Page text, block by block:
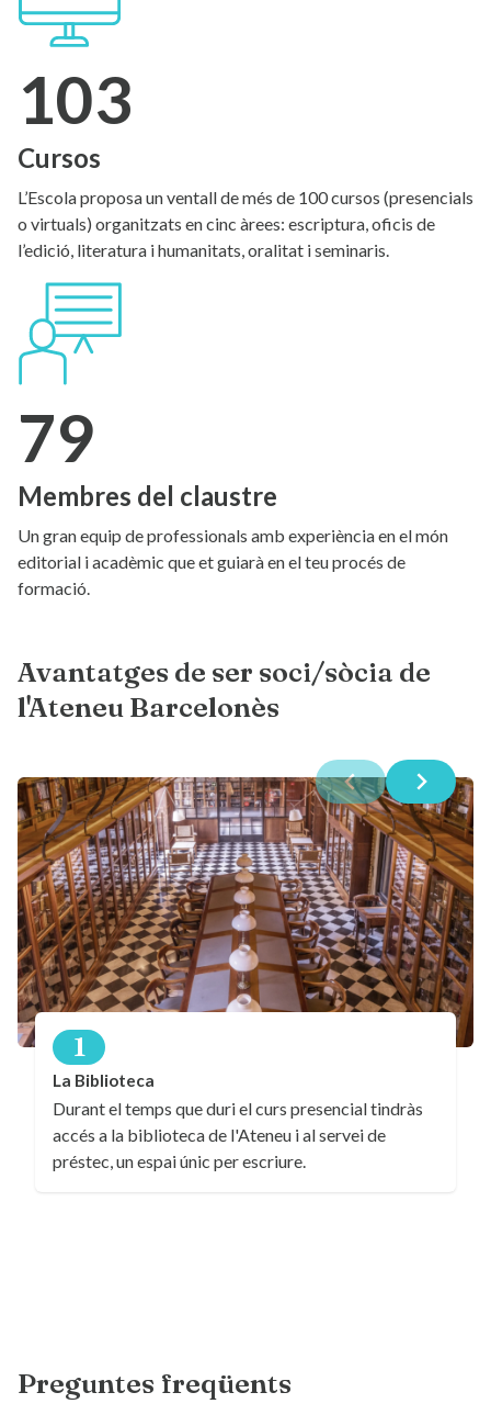
103
Cursos
L’Escola proposa un ventall de més de 100 cursos (presencials
o virtuals) organitzats en cinc àrees: escriptura, oficis de
l’edició, literatura i humanitats, oralitat i seminaris.
79
Membres del claustre
Un gran equip de professionals amb experiència en el món
editorial i acadèmic que et guiarà en el teu procés de
formació.
Avantatges de ser soci/sòcia de
l'Ateneu Barcelonès
1
La Biblioteca
Durant el temps que duri el curs presencial tindràs
accés a la biblioteca de l'Ateneu i al servei de
préstec, un espai únic per escriure.
Preguntes freqüents